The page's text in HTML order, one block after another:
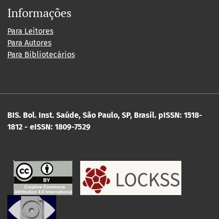
Informações
Para Leitores
Para Autores
Para Bibliotecários
BIS. Bol. Inst. Saúde, São Paulo, SP, Brasil. pISSN: 1518-
1812 - eISSN: 1809-7529